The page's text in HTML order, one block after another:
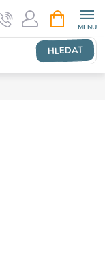
HLEDAT
NÁKUPNÍ
KOŠÍK